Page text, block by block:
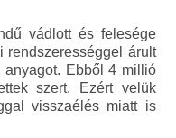
vádlott és felesége
rendszerességgel árult
anyagot. Ebből 4 millió
szert. Ezért velük
visszaélés miatt is